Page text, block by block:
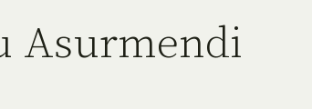
Asurmendi